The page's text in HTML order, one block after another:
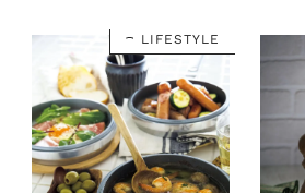
LIFESTYLE